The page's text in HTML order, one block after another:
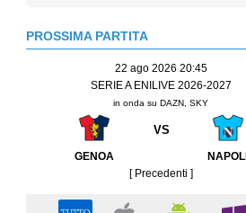
PROSSIMA PARTITA
22 ago 2026 20:45
SERIE A ENILIVE 2026-2027
in onda su DAZN, SKY
VS
GENOA
NAPOLI
[ Precedenti ]